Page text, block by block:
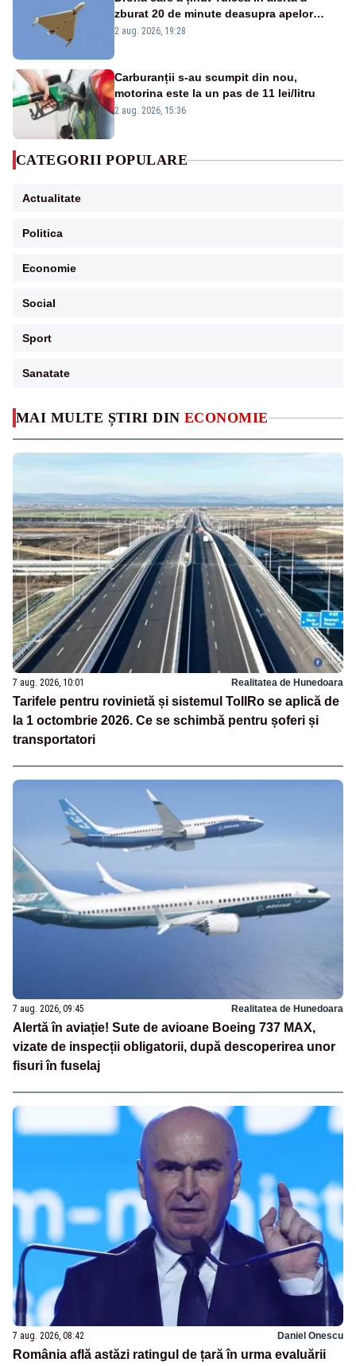
MAI MULTE ȘTIRI DIN ECONOMIE
7 aug. 2026, 10:01 Realitatea de Hunedoara
Tarifele pentru rovinietă și sistemul TollRo se aplică de
la 1 octombrie 2026. Ce se schimbă pentru șoferi și
transportatori
7 aug. 2026, 09:45 Realitatea de Hunedoara
Alertă în aviație! Sute de avioane Boeing 737 MAX,
vizate de inspecții obligatorii, după descoperirea unor
fisuri în fuselaj
7 aug. 2026, 08:42 Daniel Onescu
România află astăzi ratingul de țară în urma evaluării
zburat 20 de minute deasupra apelor
României. Au fost ridicate două F-16
2 aug. 2026, 19:28
Carburanții s-au scumpit din nou,
motorina este la un pas de 11 lei/litru
2 aug. 2026, 15:36
CATEGORII POPULARE
Actualitate
Politica
Economie
Social
Sport
Sanatate